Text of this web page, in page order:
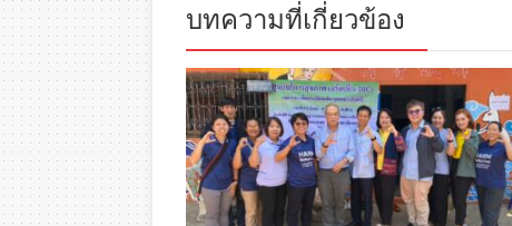
บทความที่เกี่ยวข้อง